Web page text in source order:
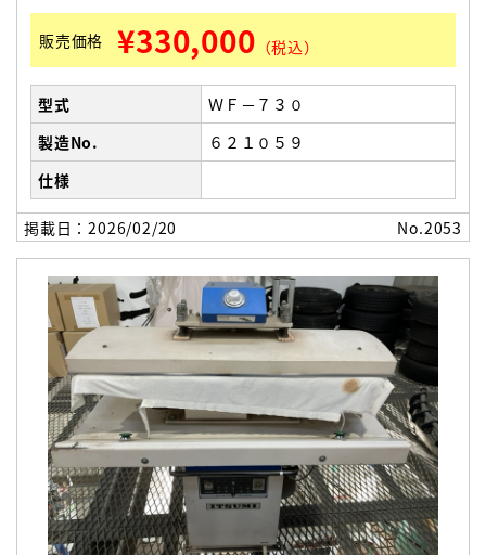
販売価格 ¥330,000 （税込）
型式
ＷＦ－７３０
製造No.
６２１０５９
仕様
掲載日：2026/02/20 No.2053